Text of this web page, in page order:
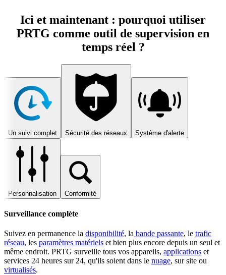
Ici et maintenant : pourquoi utiliser
PRTG comme outil de supervision en
temps réel ?
Un suivi complet Sécurité des réseaux Système d'alerte
Personnalisation Conformité
Surveillance complète
Suivez en permanence la disponibilité, la bande passante, le trafic
réseau, les paramètres matériels et bien plus encore depuis un seul et
même endroit. PRTG surveille tous vos appareils, applications et
services 24 heures sur 24, qu'ils soient dans le nuage, sur site ou
virtualisés.